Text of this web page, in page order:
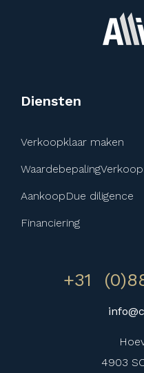
Diensten
Verkoopklaar maken
WaardebepalingVerkoop
AankoopDue diligence
Financiering
+31
4903